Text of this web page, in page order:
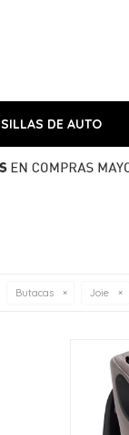
SILLAS DE AUTO
Butacas Joie